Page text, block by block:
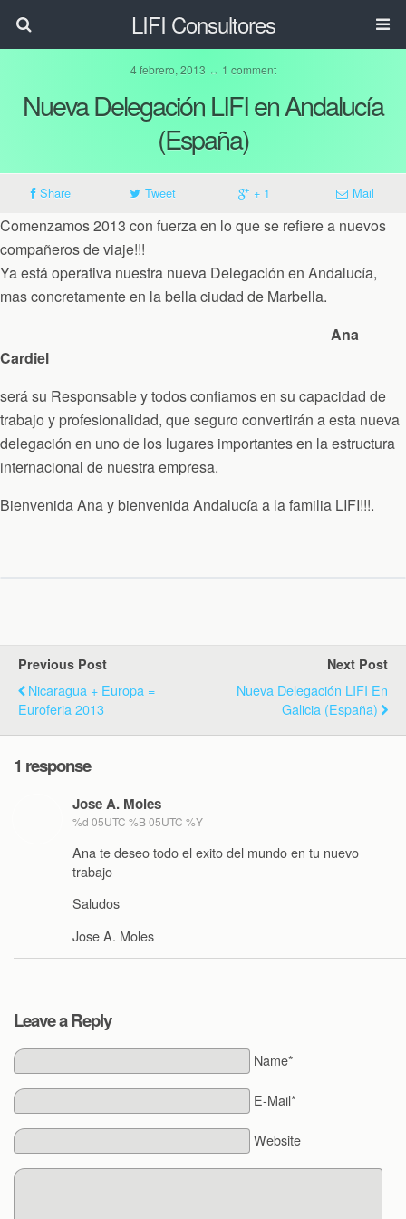
LIFI Consultores
4 febrero, 2013 ↔ 1 comment
Nueva Delegación LIFI en Andalucía
(España)
Share Tweet + 1 Mail
Comenzamos 2013 con fuerza en lo que se refiere a nuevos
compañeros de viaje!!!
Ya está operativa nuestra nueva Delegación en Andalucía,
mas concretamente en la bella ciudad de Marbella.
Ana
Cardiel
será su Responsable y todos confiamos en su capacidad de
trabajo y profesionalidad, que seguro convertirán a esta nueva
delegación en uno de los lugares importantes en la estructura
internacional de nuestra empresa.
Bienvenida Ana y bienvenida Andalucía a la familia LIFI!!!.
Previous Post
Nicaragua + Europa =
Euroferia 2013
Next Post
Nueva Delegación LIFI En
Galicia (España)
1 response
Jose A. Moles
%d 05UTC %B 05UTC %Y
Ana te deseo todo el exito del mundo en tu nuevo
trabajo
Saludos
Jose A. Moles
Leave a Reply
Name*
E-Mail*
Website